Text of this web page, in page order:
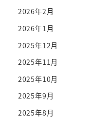
2026年2月
2026年1月
2025年12月
2025年11月
2025年10月
2025年9月
2025年8月